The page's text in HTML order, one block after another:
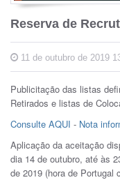
Reserva de
11 de outubro de 2019
Publicitação das listas
Retirados e listas de
Consulte AQUI - Nota
Aplicação da aceitação
dia 14 de outubro, até às
de 2019 (hora de Portugal